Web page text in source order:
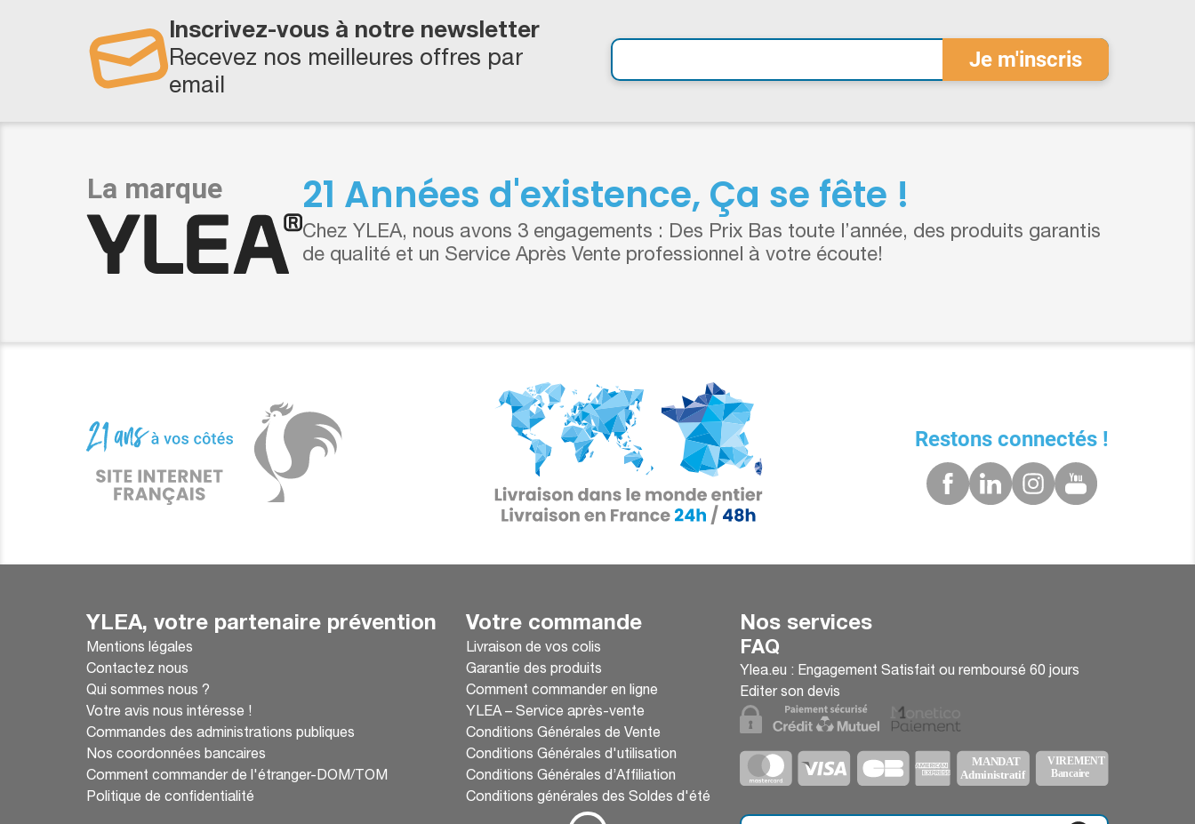
Inscrivez-vous à notre newsletter
Recevez nos meilleures offres par
email
21 Années d'existence, Ça se fête !
Chez YLEA, nous avons 3 engagements : Des Prix Bas toute l’année, des produits garantis
de qualité et un Service Après Vente professionnel à votre écoute!
Restons connectés !
YLEA, votre partenaire prévention
Mentions légales
Contactez nous
Qui sommes nous ?
Votre avis nous intéresse !
Commandes des administrations publiques
Nos coordonnées bancaires
Comment commander de l'étranger-DOM/TOM
Politique de confidentialité
Votre commande
Livraison de vos colis
Garantie des produits
Comment commander en ligne
YLEA – Service après-vente
Conditions Générales de Vente
Conditions Générales d'utilisation
Conditions Générales d’Affiliation
Conditions générales des Soldes d'été
Nos services
FAQ
Ylea.eu : Engagement Satisfait ou remboursé 60 jours
Editer son devis